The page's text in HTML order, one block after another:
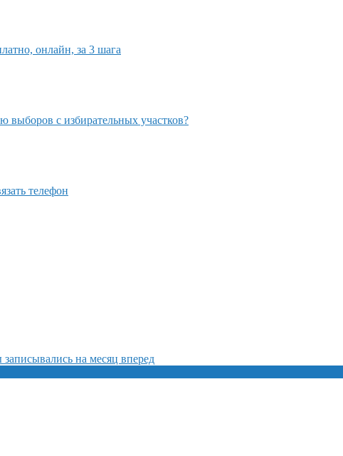
онлайн, за 3 шага
выборов с избирательных участков?
телефон
на месяц вперед